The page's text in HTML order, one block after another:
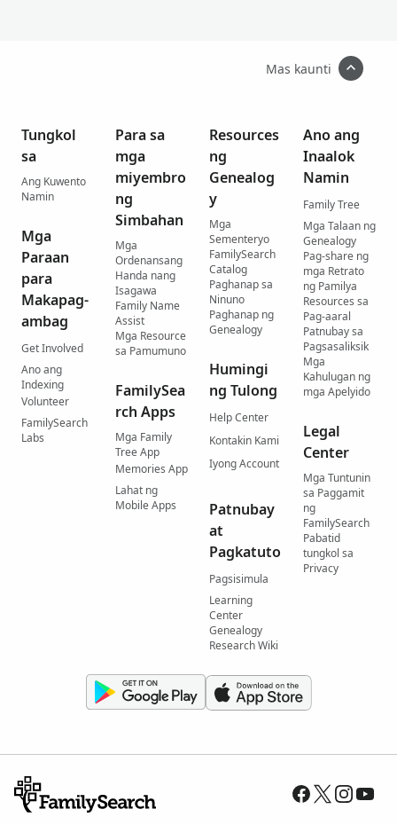
Mas kaunti
Tungkol
sa
Ang Kuwento
Namin
Mga
Paraan
para
Makapag-
ambag
Get Involved
Ano ang
Indexing
Volunteer
FamilySearch
Labs
Para sa
mga
miyembro
ng
Simbahan
Mga
Ordenansang
Handa nang
Isagawa
Family Name
Assist
Mga Resource
sa Pamumuno
FamilySea
rch Apps
Mga Family
Tree App
Memories App
Lahat ng
Mobile Apps
Resources
ng
Genealog
y
Mga
Sementeryo
FamilySearch
Catalog
Paghanap sa
Ninuno
Paghanap ng
Genealogy
Humingi
ng Tulong
Help Center
Kontakin Kami
Iyong Account
Patnubay
at
Pagkatuto
Pagsisimula
Learning
Center
Genealogy
Research Wiki
Ano ang
Inaalok
Namin
Family Tree
Mga Talaan ng
Genealogy
Pag-share ng
mga Retrato
ng Pamilya
Resources sa
Pag-aaral
Patnubay sa
Pagsasaliksik
Mga
Kahulugan ng
mga Apelyido
Legal
Center
Mga Tuntunin
sa Paggamit
ng
FamilySearch
Pabatid
tungkol sa
Privacy